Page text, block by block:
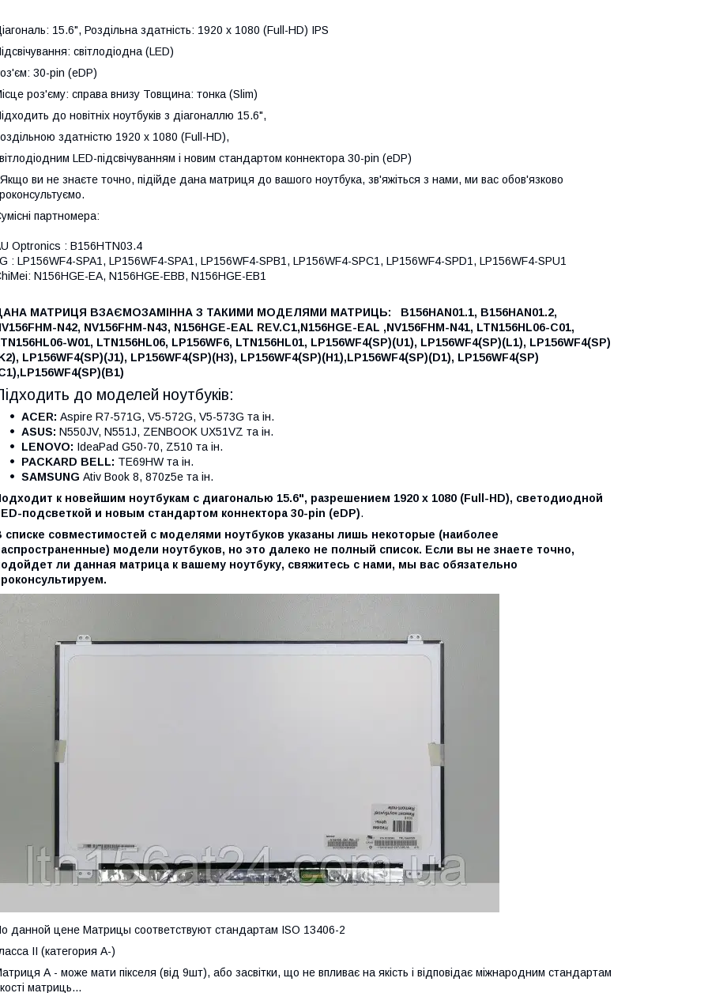
15.6", Роздільна здатність: 1920 x 1080 (Full-HD) IPS
світлодіодна (LED)
30-pin (eDP)
роз'єму: справа внизу Товщина: тонка (Slim)
до новітніх ноутбуків з діагоналлю 15.6",
здатністю 1920 x 1080 (Full-HD),
LED-підсвічуванням і новим стандартом коннектора 30-pin (eDP)
ви не знаєте точно, підійде дана матриця до вашого ноутбука, зв'яжіться з нами, ми вас обов'язково
партномера:
Optronics : B156HTN03.4
: LP156WF4-SPA1, LP156WF4-SPA1, LP156WF4-SPB1, LP156WF4-SPC1, LP156WF4-SPD1, LP156WF4-SPU1
N156HGE-EA, N156HGE-EBB, N156HGE-EB1
МАТРИЦЯ ВЗАЄМОЗАМІННА З ТАКИМИ МОДЕЛЯМИ МАТРИЦЬ: B156HAN01.1, B156HAN01.2,
N42, NV156FHM-N43, N156HGE-EAL REV.C1,N156HGE-EAL ,NV156FHM-N41, LTN156HL06-C01,
W01, LTN156HL06, LP156WF6, LTN156HL01, LP156WF4(SP)(U1), LP156WF4(SP)(L1), LP156WF4(SP)
LP156WF4(SP)(J1), LP156WF4(SP)(H3), LP156WF4(SP)(H1),LP156WF4(SP)(D1), LP156WF4(SP)
LP156WF4(SP)(B1)
до моделей ноутбуків:
ACER: Aspire R7-571G, V5-572G, V5-573G та ін.
ASUS: N550JV, N551J, ZENBOOK UX51VZ та ін.
LENOVO: IdeaPad G50-70, Z510 та ін.
PACKARD BELL: TE69HW та ін.
SAMSUNG Ativ Book 8, 870z5e та ін.
к новейшим ноутбукам с диагональю 15.6", разрешением 1920 x 1080 (Full-HD), светодиодной
подсветкой и новым стандартом коннектора 30-pin (eDP).
списке совместимостей с моделями ноутбуков указаны лишь некоторые (наиболее
модели ноутбуков, но это далеко не полный список. Если вы не знаете точно,
ли данная матрица к вашему ноутбуку, свяжитесь с нами, мы вас обязательно
данной цене Матрицы соответствуют стандартам ISO 13406-2
II (категория А-)
А - може мати пікселя (від 9шт), або засвітки, що не впливає на якість і відповідає міжнародним стандартам
матриць...